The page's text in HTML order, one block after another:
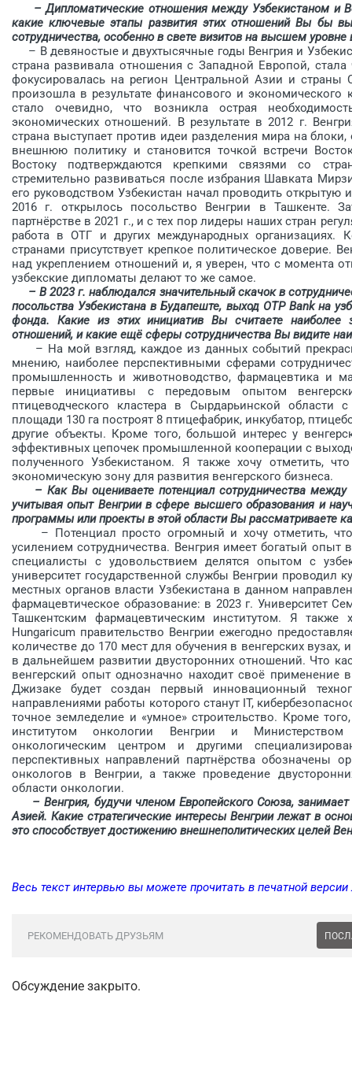
– Дипломатические отношения между Узбеки­станом и
какие ключевые этапы развития этих отношений Вы бы
сотрудничества, особенно в свете визитов на высшем уровне
– В девяностые и двухтысячные годы Венгрия и
страна развивала отношения с Западной Европой,
фокусировалась на регион Центральной Азии и
произошла в результате финансового и экономического
стало очевидно, что возникла острая
экономических отношений. В результате в 2012 г.
страна выступает против идеи разделения мира на
внешнюю политику и становится точкой встречи
Востоку подтверждаются крепкими связями со
стремительно развиваться после избрания Шавката
его руководством Узбекистан начал проводить
2016 г. открылось посольство Венгрии в Ташкенте.
партнёрстве в 2021 г., и с тех пор лидеры наших стран
работа в ОТГ и других международных
странами присутствует крепкое политическое доверие.
над укреплением отношений и, я уверен, что с момента
узбекские дипломаты делают то же самое.
– В 2023 г. наблюдался значительный скачок в
посольства Узбекистана в Будапеште, выход OTP Bank на
фонда. Какие из этих инициатив Вы считаете наиболее
отношений, и какие ещё сферы сотрудничества Вы видите
– На мой взгляд, каждое из данных событий
мнению, наиболее перспективными cферами
промышленность и животноводство, фармацевтика и
первые инициативы с передовым опытом
птицеводческого кластера в Сырдарьинской области
площади 130 га построят 8 птицефабрик, инкубатор,
другие объекты. Кроме того, большой интерес у
эффективных цепочек промышленной кооперации с
полученного Узбекистаном. Я также хочу отметить,
экономическую зону для развития венгерского бизнеса.
– Как Вы оцениваете потенциал сотрудничества
учитывая опыт Венгрии в сфере высшего образования и
программы или проекты в этой области Вы рассматриваете
– Потенциал просто огромный и хочу отметить,
усилением сотрудничества. Венгрия имеет богатый
специалисты с удовольствием делятся опытом с
университет государственной службы Венгрии
местных органов власти Узбекистана в данном
фармацевтическое образование: в 2023 г. Университет
Ташкентским фармацевтическим институтом. Я
Hungaricum правительство Венгрии ежегодно
количестве до 170 мест для обучения в венгерских
в дальнейшем развитии двусторонних отношений. Что
венгерский опыт однозначно находит своё применение
Джизаке будет создан первый инновационный
направлениями работы которого cтанут IT,
точное земледелие и «умное» строительство. Кроме
институтом онкологии Венгрии и Министерством
онкологическим центром и другими
перспективных направлений партнёрства обозначены
онкологов в Венгрии, а также проведение
области онкологии.
– Венгрия, будучи членом Европейского Союза,
Азией. Какие стратегические интересы Венгрии лежат в
это способствует достижению внешнеполитических целей
Весь текст интервью вы можете прочитать в печатной
РЕКОМЕНДОВАТЬ ДРУЗЬЯМ
Обсуждение закрыто.